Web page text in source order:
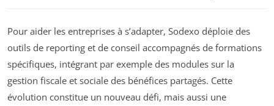
Pour aider les entreprises à s’adapter, Sodexo déploie des
outils de reporting et de conseil accompagnés de formations
spécifiques, intégrant par exemple des modules sur la
gestion fiscale et sociale des bénéfices partagés. Cette
évolution constitue un nouveau défi, mais aussi une